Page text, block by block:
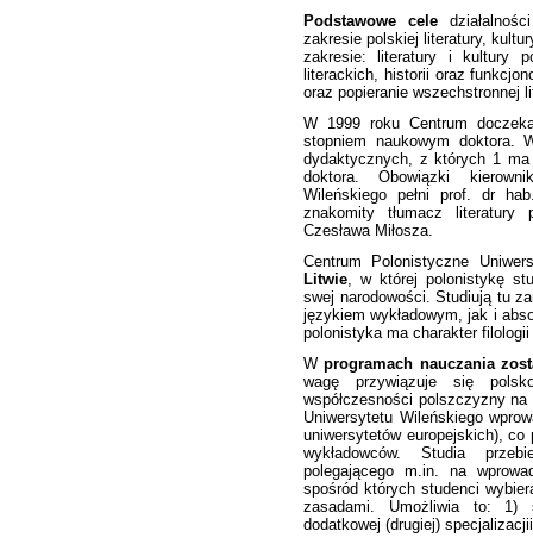
Podstawowe cele
zakresie polskiej literatury,
zakresie: literatury i kultury
literackich, historii oraz
oraz popieranie wszechstronnej
W 1999 roku Centrum
stopniem naukowym
dydaktycznych, z których 1
doktora. Obowiązki
Wileńskiego pełni prof. dr
znakomity tłumacz
Czesława Miłosza.
Centrum Polonistyczne
Litwie , w której polonistykę
swej narodowości. Studiują tu
językiem wykładowym, jak i
polonistyka ma charakter
Wprogramach nauczania
wagę przywiązuje się
współczesności polszczyzny
Uniwersytetu Wileńskiego
uniwersytetów europejskich), co
wykładowców. Studia
polegającego m.in. na
spośród których studenci
zasadami. Umożliwia to: 1)
dodatkowej (drugiej)